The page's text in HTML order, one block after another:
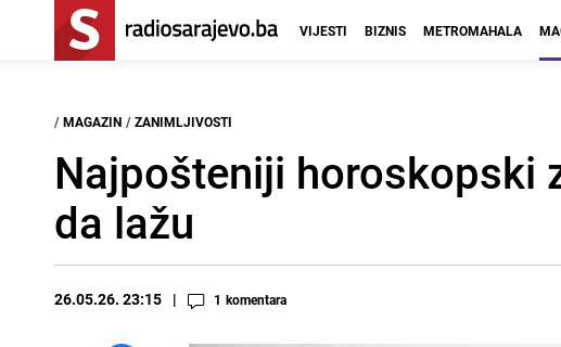
VIJESTI BIZNIS METROMAHALA
/ MAGAZIN / ZANIMLJIVOSTI
Najpošteniji horoskopski
da lažu
26.05.26. 23:15 1 komentara